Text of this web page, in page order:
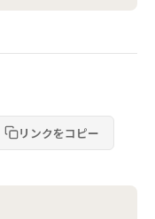
リンクをコピー